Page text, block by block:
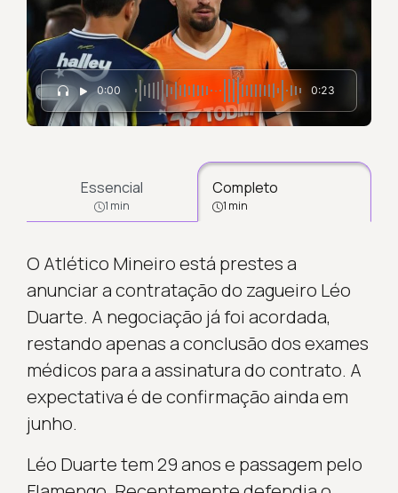
0:00 0:23
Essencial
1 min
Completo
1 min
O Atlético Mineiro está prestes a
anunciar a contratação do zagueiro Léo
Duarte. A negociação já foi acordada,
restando apenas a conclusão dos exames
médicos para a assinatura do contrato. A
expectativa é de confirmação ainda em
junho.
Léo Duarte tem 29 anos e passagem pelo